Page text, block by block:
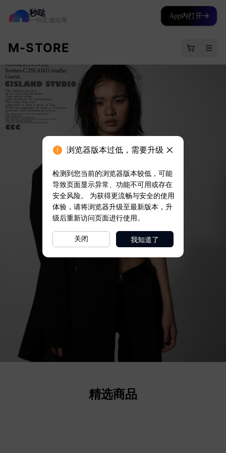
秒哒
一句话 做应用
App内打开
浏览器版本过低，需要升级
检测到您当前的浏览器版本较低，可能
导致页面显示异常、功能不可用或存在
安全风险。 为获得更流畅与安全的使用
体验，请将浏览器升级至最新版本，升
级后重新访问页面进行使用。
关闭 我知道了